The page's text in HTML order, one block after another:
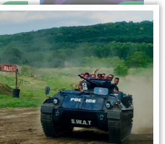
+
Show de Striptease
à Domicile
+
joueurs de poker ? Pourriez-